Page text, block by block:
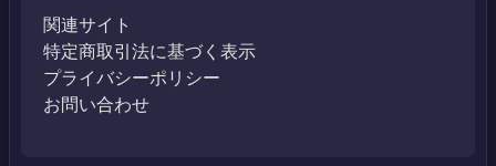
関連サイト
特定商取引法に基づく表示
プライバシーポリシー
お問い合わせ